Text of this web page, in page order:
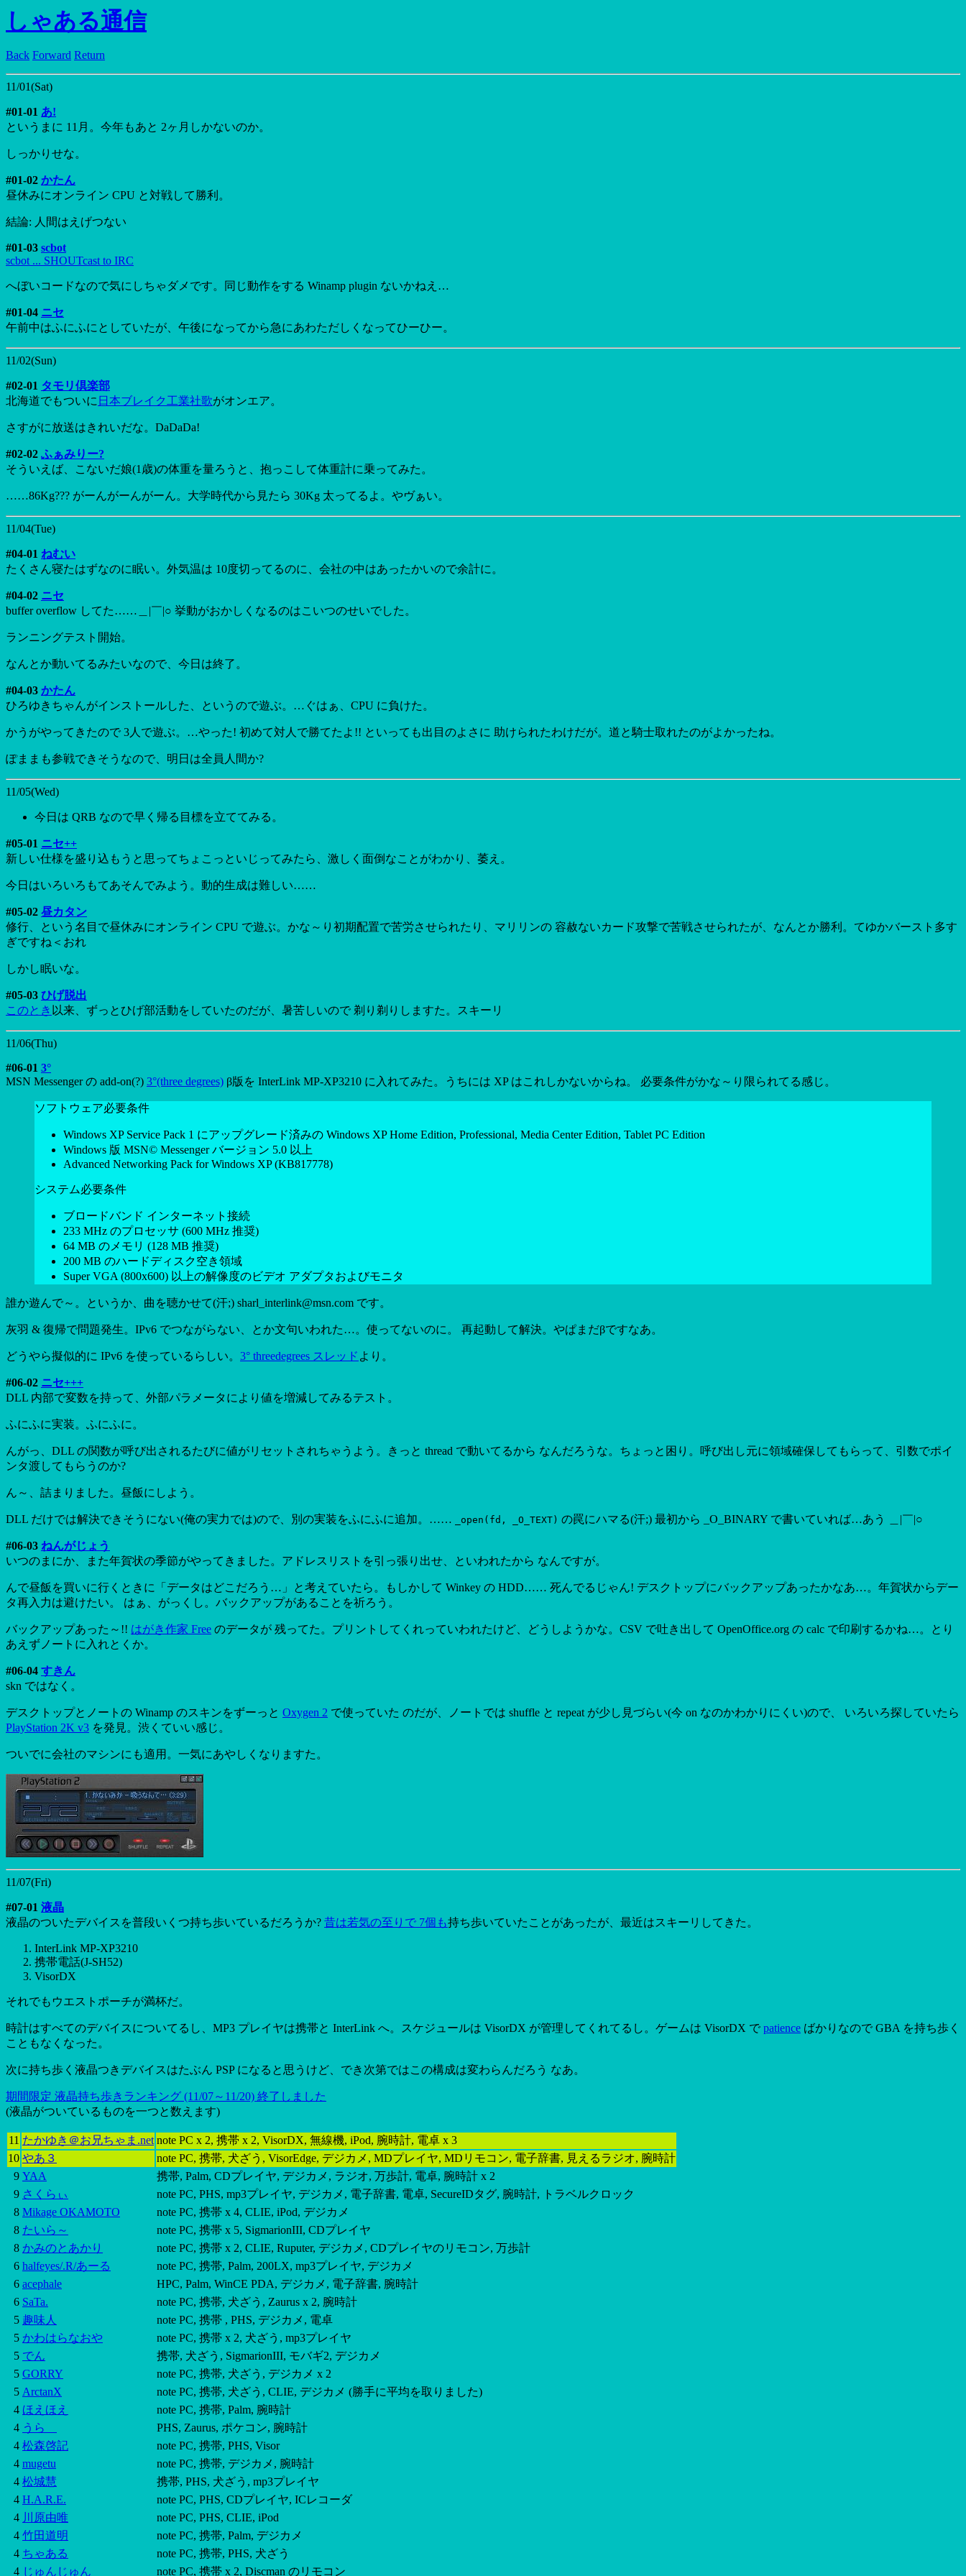
しゃある通信
Back Forward Return
11/01(Sat)
#01-01 あ!
というまに 11月。今年もあと 2ヶ月しかないのか。
しっかりせな。
#01-02 かたん
昼休みにオンライン CPU と対戦して勝利。
結論: 人間はえげつない
#01-03 scbot
scbot ... SHOUTcast to IRC
へぼいコードなので気にしちゃダメです。同じ動作をする Winamp plugin ないかねえ…
#01-04 ニセ
午前中はふにふにとしていたが、午後になってから急にあわただしくなってひーひー。
11/02(Sun)
#02-01 タモリ倶楽部
北海道でもついに 日本ブレイク工業社歌がオンエア。
さすがに放送はきれいだな。DaDaDa!
#02-02 ふぁみりー?
そういえば、こないだ娘(1歳)の体重を量ろうと、抱っこして体重計に乗ってみた。
……86Kg??? がーんがーんがーん。大学時代から見たら 30Kg 太ってるよ。やヴぁい。
11/04(Tue)
#04-01 ねむい
たくさん寝たはずなのに眠い。外気温は 10度切ってるのに、会社の中はあったかいので余計に。
#04-02 ニセ
buffer overflow してた……＿|￣|○ 挙動がおかしくなるのはこいつのせいでした。
ランニングテスト開始。
なんとか動いてるみたいなので、今日は終了。
#04-03 かたん
ひろゆきちゃんがインストールした、というので遊ぶ。…ぐはぁ、CPU に負けた。
かうがやってきたので 3人で遊ぶ。…やった! 初めて対人で勝てたよ!! といっても出目のよさに 助けられたわけだが。道と騎士取れたのがよかったね。
ぽままも参戦できそうなので、明日は全員人間か?
11/05(Wed)
今日は QRB なので早く帰る目標を立ててみる。
#05-01 ニセ++
新しい仕様を盛り込もうと思ってちょこっといじってみたら、激しく面倒なことがわかり、萎え。
今日はいろいろもてあそんでみよう。動的生成は難しい……
#05-02 昼カタン
修行、という名目で昼休みにオンライン CPU で遊ぶ。かな～り初期配置で苦労させられたり、マリリンの 容赦ないカード攻撃で苦戦させられたが、なんとか勝利。てゆかバースト多す
ぎですね＜おれ
しかし眠いな。
#05-03 ひげ脱出
このとき 以来、ずっとひげ部活動をしていたのだが、暑苦しいので 剃り剃りしますた。スキーリ
11/06(Thu)
#06-01 3°
MSN Messenger の add-on(?) 3°(three degrees) β版を InterLink MP-XP3210 に入れてみた。うちには XP はこれしかないからね。 必要条件がかな～り限られてる感じ。
ソフトウェア必要条件
Windows XP Service Pack 1 にアップグレード済みの Windows XP Home Edition, Professional, Media Center Edition, Tablet PC Edition
Windows 版 MSN© Messenger バージョン 5.0 以上
Advanced Networking Pack for Windows XP (KB817778)
システム必要条件
ブロードバンド インターネット接続
233 MHz のプロセッサ (600 MHz 推奨)
64 MB のメモリ (128 MB 推奨)
200 MB のハードディスク空き領域
Super VGA (800x600) 以上の解像度のビデオ アダプタおよびモニタ
誰か遊んで～。というか、曲を聴かせて(汗;) sharl_interlink@msn.com です。
灰羽 & 復帰で問題発生。IPv6 でつながらない、とか文句いわれた…。使ってないのに。 再起動して解決。やぱまだβですなあ。
どうやら擬似的に IPv6 を使っているらしい。 3° threedegrees スレッド より。
#06-02 ニセ+++
DLL 内部で変数を持って、外部パラメータにより値を増減してみるテスト。
ふにふに実装。ふにふに。
んがっ、DLL の関数が呼び出されるたびに値がリセットされちゃうよう。きっと thread で動いてるから なんだろうな。ちょっと困り。呼び出し元に領域確保してもらって、引数でポイ
ンタ渡してもらうのか?
ん～、詰まりました。昼飯にしよう。
DLL だけでは解決できそうにない(俺の実力では)ので、別の実装をふにふに追加。…… _open(fd, _O_TEXT) の罠にハマる(汗;) 最初から _O_BINARY で書いていれば…あう ＿|￣|○
#06-03 ねんがじょう
いつのまにか、また年賀状の季節がやってきました。アドレスリストを引っ張り出せ、といわれたから なんですが。
んで昼飯を買いに行くときに「データはどこだろう…」と考えていたら。もしかして Winkey の HDD…… 死んでるじゃん! デスクトップにバックアップあったかなあ…。年賀状からデー
タ再入力は避けたい。 はぁ、がっくし。バックアップがあることを祈ろう。
バックアップあった～!! はがき作家 Free のデータが 残ってた。プリントしてくれっていわれたけど、どうしようかな。CSV で吐き出して OpenOffice.org の calc で印刷するかね…。とり
あえずノートに入れとくか。
#06-04 すきん
skn ではなく。
デスクトップとノートの Winamp のスキンをずーっと Oxygen 2 で使っていた のだが、ノートでは shuffle と repeat が少し見づらい(今 on なのかわかりにくい)ので、 いろいろ探していたら
PlayStation 2K v3 を発見。渋くていい感じ。
ついでに会社のマシンにも適用。一気にあやしくなりますた。
11/07(Fri)
#07-01 液晶
液晶のついたデバイスを普段いくつ持ち歩いているだろうか? 昔は若気の至りで 7個も持ち歩いていたことがあったが、最近はスキーリしてきた。
InterLink MP-XP3210
携帯電話(J-SH52)
VisorDX
それでもウエストポーチが満杯だ。
時計はすべてのデバイスについてるし、MP3 プレイヤは携帯と InterLink へ。スケジュールは VisorDX が管理してくれてるし。ゲームは VisorDX で patience ばかりなので GBA を持ち歩く
こともなくなった。
次に持ち歩く液晶つきデバイスはたぶん PSP になると思うけど、でき次第ではこの構成は変わらんだろう なあ。
期間限定 液晶持ち歩きランキング (11/07～11/20) 終了しました
(液晶がついているものを一つと数えます)
11 たかゆき＠お兄ちゃま.net note PC x 2, 携帯 x 2, VisorDX, 無線機, iPod, 腕時計, 電卓 x 3
10 やあ３
note PC, 携帯, 犬ざう, VisorEdge, デジカメ, MDプレイヤ, MDリモコン, 電子辞書, 見えるラジオ, 腕時計
9 YAA
携帯, Palm, CDプレイヤ, デジカメ, ラジオ, 万歩計, 電卓, 腕時計 x 2
9 さくらぃ
note PC, PHS, mp3プレイヤ, デジカメ, 電子辞書, 電卓, SecureIDタグ, 腕時計, トラベルクロック
8 Mikage OKAMOTO
note PC, 携帯 x 4, CLIE, iPod, デジカメ
8 たいら～
note PC, 携帯 x 5, SigmarionIII, CDプレイヤ
8 かみのとあかり
note PC, 携帯 x 2, CLIE, Ruputer, デジカメ, CDプレイヤのリモコン, 万歩計
6 halfeyes/.R/あーる
note PC, 携帯, Palm, 200LX, mp3プレイヤ, デジカメ
6 acephale
HPC, Palm, WinCE PDA, デジカメ, 電子辞書, 腕時計
6 SaTa.
note PC, 携帯, 犬ざう, Zaurus x 2, 腕時計
5 趣味人
note PC, 携帯 , PHS, デジカメ, 電卓
5 かわはらなおや
note PC, 携帯 x 2, 犬ざう, mp3プレイヤ
5 でん
携帯, 犬ざう, SigmarionIII, モバギ2, デジカメ
5 GORRY
note PC, 携帯, 犬ざう, デジカメ x 2
5 ArctanX
note PC, 携帯, 犬ざう, CLIE, デジカメ (勝手に平均を取りました)
4 ほえほえ
note PC, 携帯, Palm, 腕時計
4 うらゝ
PHS, Zaurus, ポケコン, 腕時計
4 松森啓記
note PC, 携帯, PHS, Visor
4 mugetu
note PC, 携帯, デジカメ, 腕時計
4 松城慧
携帯, PHS, 犬ざう, mp3プレイヤ
4 H.A.R.E.
note PC, PHS, CDプレイヤ, ICレコーダ
4 川原由唯
note PC, PHS, CLIE, iPod
4 竹田道明
note PC, 携帯, Palm, デジカメ
4 ちゃある
note PC, 携帯, PHS, 犬ざう
4 じゅんじゅん note PC, 携帯 x 2, Discman のリモコン